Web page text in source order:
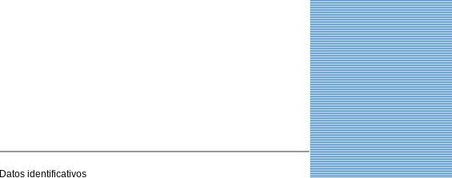
Datos identificativos